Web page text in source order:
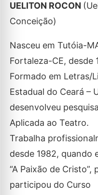
UELITON ROCON
Conceição)
Nasceu em Tutóia-
Fortaleza-CE, desde
Formado em Letras/
Estadual do Ceará –
desenvolveu
Aplicada ao Teatro.
Trabalha
desde 1982, quando
“A Paixão de Cristo”,
participou do Curso